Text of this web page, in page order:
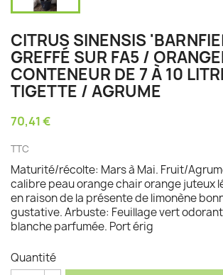
CITRUS SINENSIS
GREFFÉ SUR FA5 /
CONTENEUR DE 7 À 10
TIGETTE / AGRUME
70,41 €
TTC
Maturité/récolte: Mars à Mai. Fruit/
calibre peau orange chair orange juteux
en raison de la présente de limonène
gustative. Arbuste: Feuillage vert
blanche parfumée. Port érig
Quantité